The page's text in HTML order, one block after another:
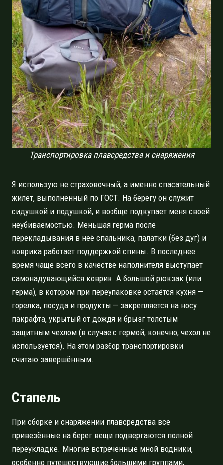
Транспортировка плавсредства и снаряжения
Я использую не страховочный, а именно спасательный
жилет, выполненный по ГОСТ. На берегу он служит
сидушкой и подушкой, и вообще подкупает меня своей
неубиваемостью. Меньшая герма после
перекладывания в неё спальника, палатки (без дуг) и
коврика работает поддержкой спины. В последнее
время чаще всего в качестве наполнителя выступает
самонадувающийся коврик. А большой рюкзак (или
герма), в котором при переупаковке остаётся кухня —
горелка, посуда и продукты — закрепляется на носу
пакрафта, укрытый от дождя и брызг толстым
защитным чехлом (в случае с гермой, конечно, чехол не
используется). На этом разбор транспортировки
считаю завершённым.
Стапель
При сборке и снаряжении плавсредства все
привезённые на берег вещи подвергаются полной
переукладке. Многие встреченные мной водники,
особенно путешествующие большими группами,